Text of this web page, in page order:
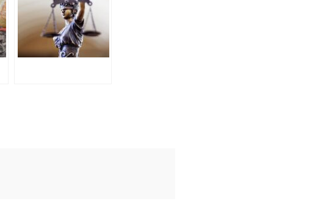
ВЖЕ РІК НЕ
МОЖУТЬ
ПРОГОЛОСИТИ
ОБВИНУВАЛЬНИЙ
АКТ